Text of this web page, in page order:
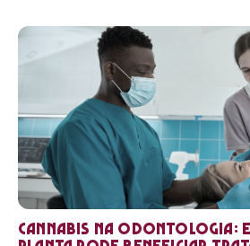
Cannabis na odontologia: